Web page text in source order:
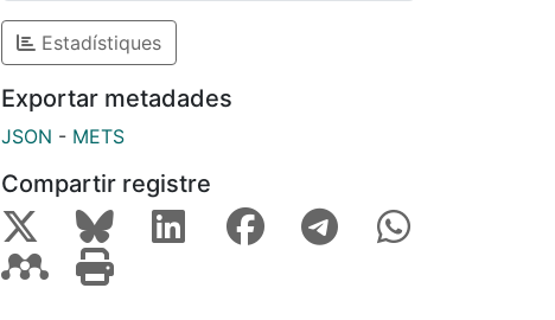
https://hdl.handle.net/2445/228292
Estadístiques
Exportar metadades
JSON - METS
Compartir registre